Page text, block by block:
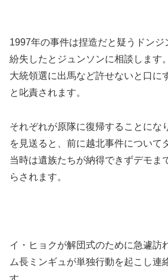
1997年の事件は捏造だと疑うドン
紛失したとジュンソンに相談します
大統領選に出馬など許せないと口に
と叱責されます。
それぞれが原隊に復帰することにな
を見送ると、前に越北事件について
当時は遺族たちが納得できずデモま
らされます。
イ・ヒョクが解団式のために急遽訪
ム長ミンギュが単独行動を起こし連